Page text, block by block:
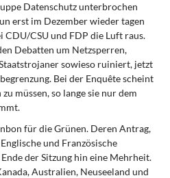
Datenschutz unterbrochen
erst im Dezember wieder tagen
CSU und FDP die Luft raus.
Debatten um Netzsperren,
sowieso ruiniert, jetzt
Bei der Enquête scheint
müssen, so lange sie nur dem
für die Grünen. Deren Antrag,
und Französische
der Sitzung hin eine Mehrheit.
Australien, Neuseeland und